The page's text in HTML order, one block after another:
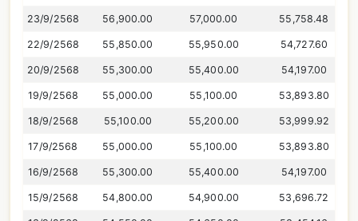
23/9/2568 56,900.00 57,000.00 55,758.48
22/9/2568 55,850.00 55,950.00 54,727.60
20/9/2568 55,300.00 55,400.00 54,197.00
19/9/2568 55,000.00 55,100.00 53,893.80
18/9/2568 55,100.00 55,200.00 53,999.92
17/9/2568 55,000.00 55,100.00 53,893.80
16/9/2568 55,300.00 55,400.00 54,197.00
15/9/2568 54,800.00 54,900.00 53,696.72